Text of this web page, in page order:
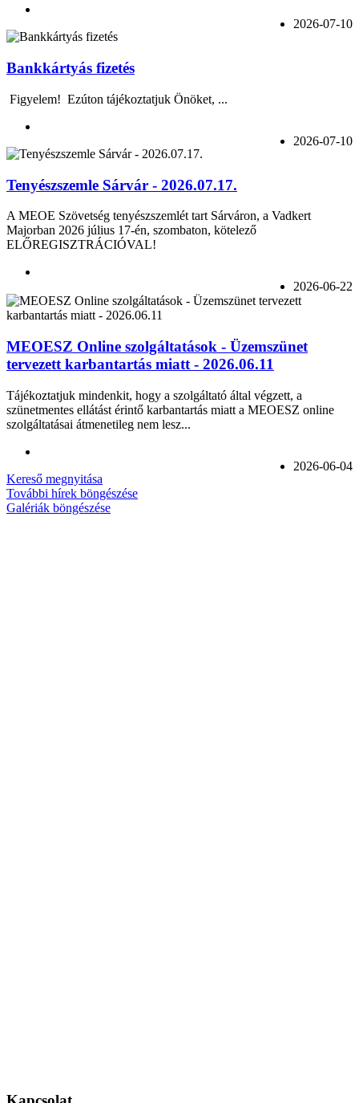
2026-07-10
Bankkártyás fizetés
Figyelem! Ezúton tájékoztatjuk Önöket, ...
2026-07-10
Tenyészszemle Sárvár - 2026.07.17.
A MEOE Szövetség tenyészszemlét tart Sárváron, a Vadkert
Majorban 2026 július 17-én, szombaton, kötelező
ELŐREGISZTRÁCIÓVAL!
2026-06-22
MEOESZ Online szolgáltatások - Üzemszünet
tervezett karbantartás miatt - 2026.06.11
Tájékoztatjuk mindenkit, hogy a szolgáltató által végzett, a
szünetmentes ellátást érintő karbantartás miatt a MEOESZ online
szolgáltatásai átmenetileg nem lesz...
2026-06-04
Kereső megnyitása
További hírek böngészése
Galériák böngészése